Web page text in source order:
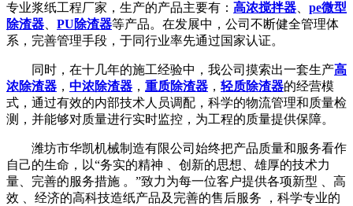
专业浆纸工程厂家，生产的产品主要有： 高浓搅拌器、 pe微型
除渣器、 PU除渣器等产品。在发展中，公司不断健全管理体
系，完善管理手段，于同行业率先通过国家认证。
同时，在十几年的施工经验中，我公司摸索出一套生产高
浓除渣器 ， 中浓除渣器 ， 重质除渣器 ， 轻质除渣器的经营模
式，通过有效的内部技术人员调配，科学的物流管理和质量检
测，并能够对质量进行实时监控，为工程的质量提供保障。
潍坊市华凯机械制造有限公司始终把产品质量和服务看作
自己的生命，以“务实的精神 、创新的思想、雄厚的技术力
量、完善的服务措施 。”致力为每一位客户提供各项新型 、高
效 、经济的高科技造纸产品及完善的售后服务 ，科学专业的